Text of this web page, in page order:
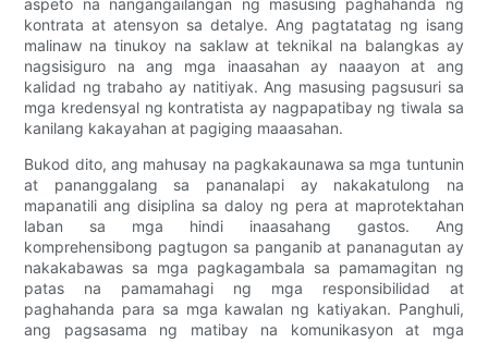
aspeto na nangangailangan ng masusing paghahanda ng
kontrata at atensyon sa detalye. Ang pagtatatag ng isang
malinaw na tinukoy na saklaw at teknikal na balangkas ay
nagsisiguro na ang mga inaasahan ay naaayon at ang
kalidad ng trabaho ay natitiyak. Ang masusing pagsusuri sa
mga kredensyal ng kontratista ay nagpapatibay ng tiwala sa
kanilang kakayahan at pagiging maaasahan.
Bukod dito, ang mahusay na pagkakaunawa sa mga tuntunin
at pananggalang sa pananalapi ay nakakatulong na
mapanatili ang disiplina sa daloy ng pera at maprotektahan
laban sa mga hindi inaasahang gastos. Ang
komprehensibong pagtugon sa panganib at pananagutan ay
nakakabawas sa mga pagkagambala sa pamamagitan ng
patas na pamamahagi ng mga responsibilidad at
paghahanda para sa mga kawalan ng katiyakan. Panghuli,
ang pagsasama ng matibay na komunikasyon at mga